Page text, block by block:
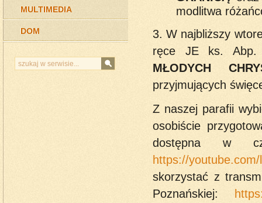
MULTIMEDIA
DOM
modlitwa
3. W najbliższy
ręce JE ks. Abp.
MŁODYCH
przyjmujących
Z naszej parafii
osobiście
dostępna w
https://
skorzystać z
Poznańskiej: